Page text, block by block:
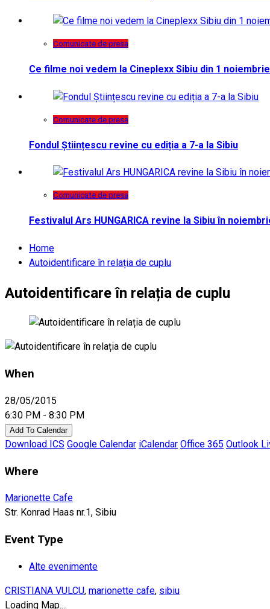
Comunicate de presa
Ce filme noi vedem la Cineplexx Sibiu din 1 noiembrie
Comunicate de presa
Fondul Științescu revine cu ediția a 7-a la Sibiu
Comunicate de presa
Festivalul Ars HUNGARICA revine la Sibiu în
Home
Autoidentificare în relația de cuplu
Autoidentificare în relația de cuplu
When
28/05/2015
6:30 PM - 8:30 PM
Add To Calendar
Download ICS Google Calendar iCalendar Office 365 Outlook
Where
Marionette Cafe
Str. Konrad Haas nr.1, Sibiu
Event Type
Alte evenimente
CRISTIANA VULCU, marionette cafe, sibiu
Loading Map....